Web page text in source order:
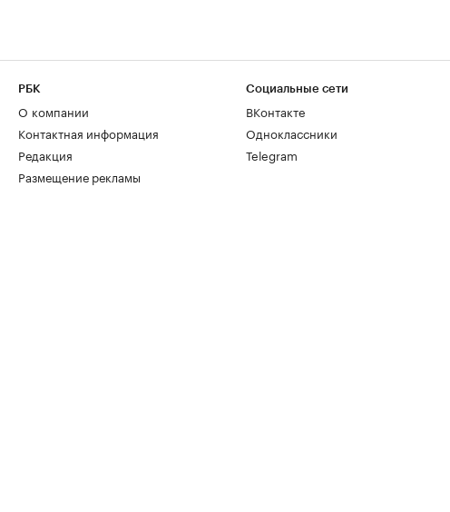
РБК
О компании
Контактная информация
Редакция
Размещение рекламы
Социальные сети
ВКонтакте
Одноклассники
Telegram